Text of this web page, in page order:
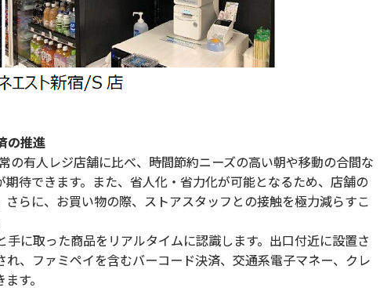
の推進
有人レジ店舗に比べ、時間節約ニーズの高い朝や移動の合間な
待できます。また、省人化・省力化が可能となるため、店舗の
らに、お買い物の際、ストアスタッフとの接触を極力減らすこ
に取った商品をリアルタイムに認識します。出口付近に設置さ
、ファミペイを含むバーコード決済、交通系電子マネー、クレ
す。